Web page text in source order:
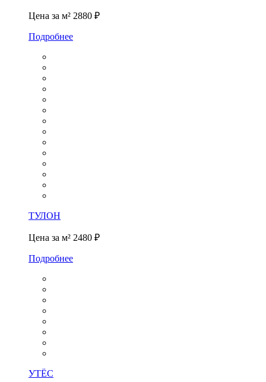
Цена за м² 2880 ₽
Подробнее
ТУЛОН
Цена за м² 2480 ₽
Подробнее
УТЁС